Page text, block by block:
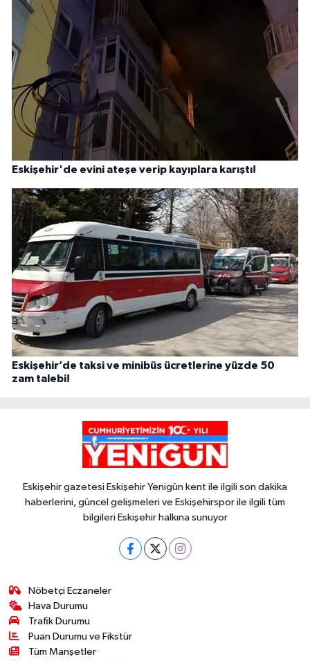
Eskişehir'de evini ateşe verip kayıplara karıştı!
Eskişehir’de taksi ve minibüs ücretlerine yüzde 50
zam talebi!
Eskişehir gazetesi Eskişehir Yenigün kent ile ilgili son dakika
haberlerini, güncel gelişmeleri ve Eskişehirspor ile ilgili tüm
bilgileri Eskişehir halkına sunuyor
Nöbetçi Eczaneler
Hava Durumu
Trafik Durumu
Puan Durumu ve Fikstür
Tüm Manşetler